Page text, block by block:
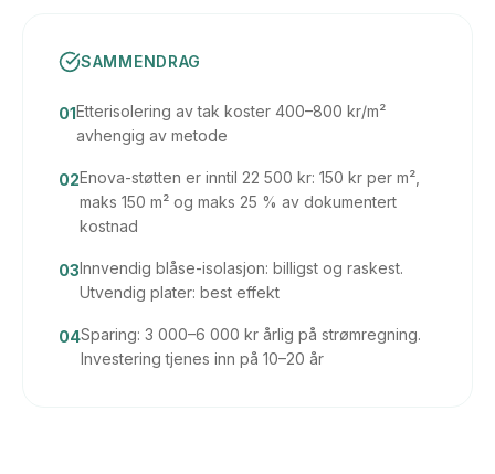
SAMMENDRAG
01Etterisolering av tak koster 400–800 kr/m²
avhengig av metode
02Enova-støtten er inntil 22 500 kr: 150 kr per m²,
maks 150 m² og maks 25 % av dokumentert
kostnad
03Innvendig blåse-isolasjon: billigst og raskest.
Utvendig plater: best effekt
04Sparing: 3 000–6 000 kr årlig på strømregning.
Investering tjenes inn på 10–20 år